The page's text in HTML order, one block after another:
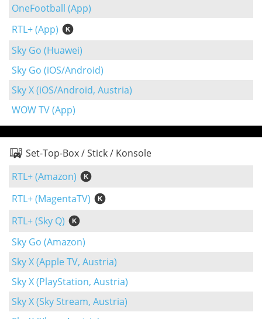
OneFootball (App)
RTL+ (App)
Sky Go (Huawei)
Sky Go (iOS/Android)
Sky X (iOS/Android, Austria)
WOW TV (App)
Set-Top-Box / Stick / Konsole
RTL+ (Amazon)
RTL+ (MagentaTV)
RTL+ (Sky Q)
Sky Go (Amazon)
Sky X (Apple TV, Austria)
Sky X (PlayStation, Austria)
Sky X (Sky Stream, Austria)